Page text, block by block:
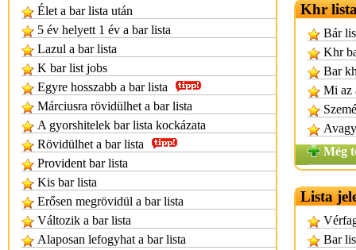
Élet a bar lista után
5 év helyett 1 év a bar lista
Lazul a bar lista
K bar list jobs
Egyre hosszabb a bar lista
Márciusra rövidülhet a bar lista
A gyorshitelek bar lista kockázata
Rövidülhet a bar lista
Provident bar lista
Kis bar lista
Erősen megrövidül a bar lista
Változik a bar lista
Alaposan lefogyhat a bar lista
Khr
Bár
Khr
Bar
Mi az
Még
Lista
Bar